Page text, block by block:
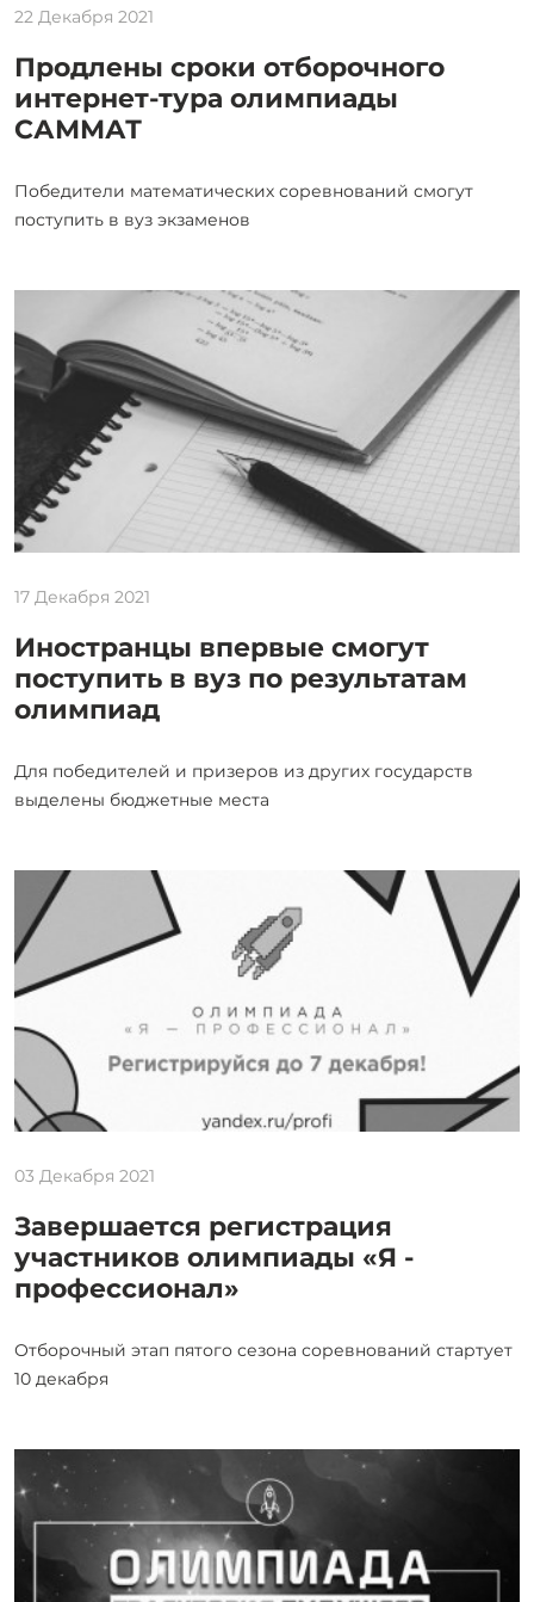
22 Декабря 2021
Продлены сроки отборочного
интернет-тура олимпиады
САММАТ
Победители математических соревнований смогут
поступить в вуз экзаменов
17 Декабря 2021
Иностранцы впервые смогут
поступить в вуз по результатам
олимпиад
Для победителей и призеров из других государств
выделены бюджетные места
03 Декабря 2021
Завершается регистрация
участников олимпиады «Я -
профессионал»
Отборочный этап пятого сезона соревнований стартует
10 декабря